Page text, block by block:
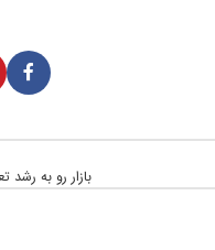
بازار رو به رشد